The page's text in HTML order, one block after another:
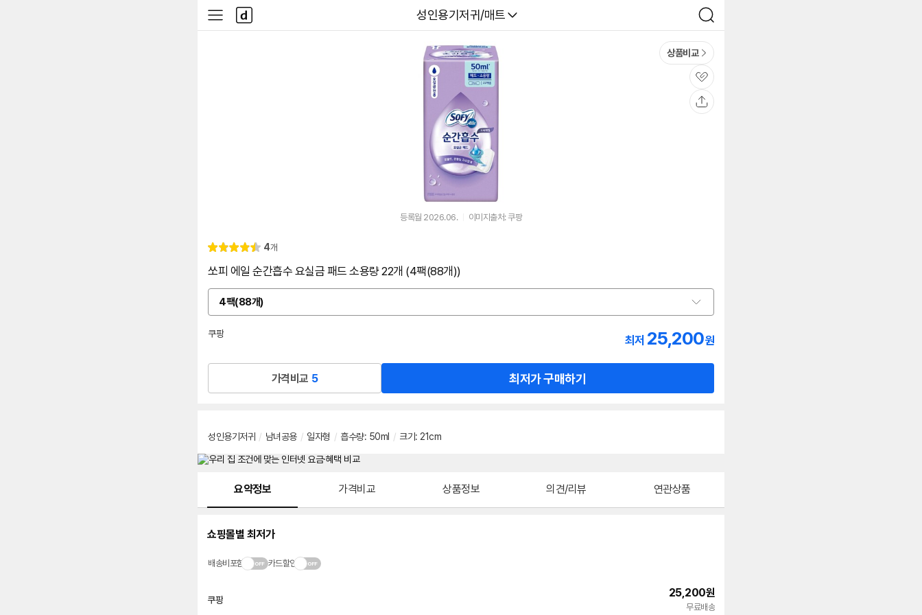
다나와
성인용기저귀/매트
검
색
사
이
다
나
와
상품비교
관
심
등록월 2026.06. 이미지출처: 쿠팡
별
4.
리
4개
쏘피 에일 순간흡수 요실금 패드 소용량 22개 (4팩(88개))
4팩(88개)
옵
션
선
쿠팡
최저 25,200원
가격비교 5 최저가 구매하기
성인용기저귀 / 남녀공용 / 일자형 / 흡수량: 50ml / 크기 : 21cm
요약정보 가격비교 상품정보 의견/리뷰 연관상품
쇼핑몰별 최저가
배송비포함 카드할인
쿠팡
25,200원
무료배송